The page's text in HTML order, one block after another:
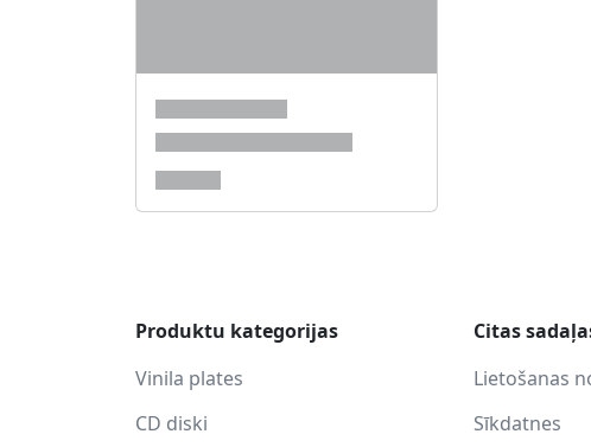
Produktu kategorijas
Vinila plates
CD diski
Citas
Lietošanas
Sīkdatnes